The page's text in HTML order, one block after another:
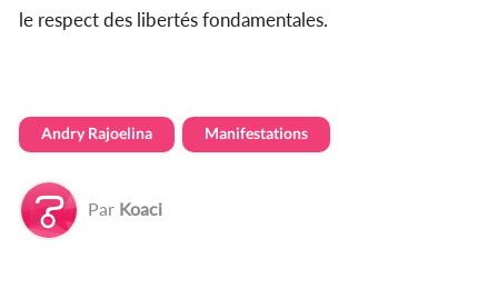
le respect des libertés fondamentales.
Andry Rajoelina Manifestations
Par Koaci